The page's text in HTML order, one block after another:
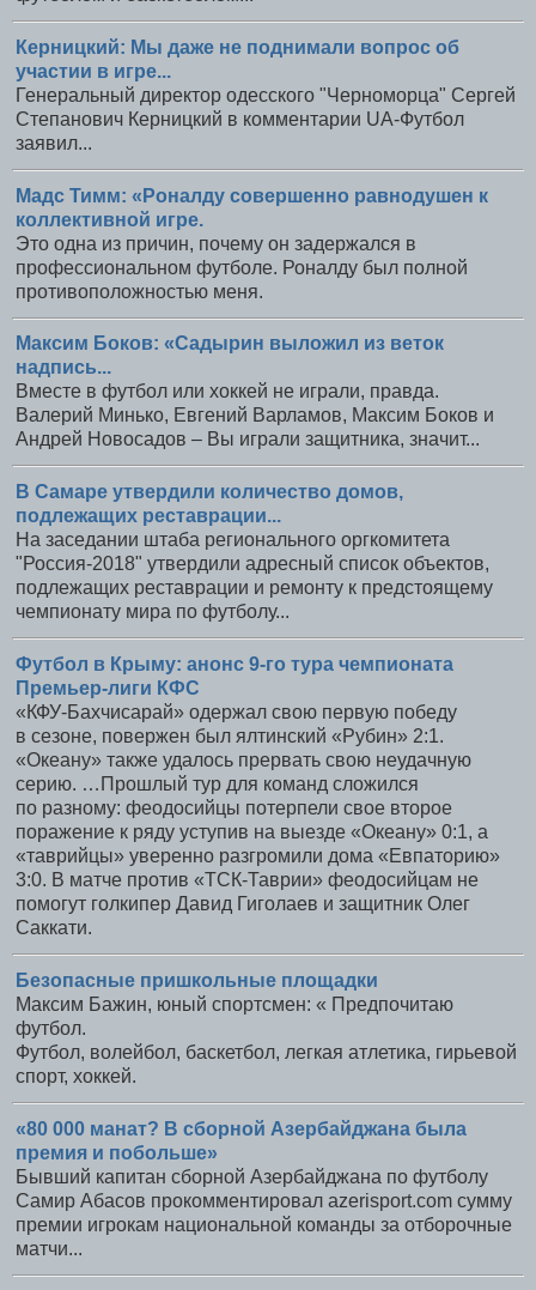
Керницкий: Мы даже не поднимали вопрос об
участии в игре...
Генеральный директор одесского "Черноморца" Сергей
Степанович Керницкий в комментарии UA-Футбол
заявил...
Мадс Тимм: «Роналду совершенно равнодушен к
коллективной игре.
Это одна из причин, почему он задержался в
профессиональном футболе. Роналду был полной
противоположностью меня.
Максим Боков: «Садырин выложил из веток
надпись...
Вместе в футбол или хоккей не играли, правда.
Валерий Минько, Евгений Варламов, Максим Боков и
Андрей Новосадов – Вы играли защитника, значит...
В Самаре утвердили количество домов,
подлежащих реставрации...
На заседании штаба регионального оргкомитета
"Россия-2018" утвердили адресный список объектов,
подлежащих реставрации и ремонту к предстоящему
чемпионату мира по футболу...
Футбол в Крыму: анонс 9-го тура чемпионата
Премьер-лиги КФС
«КФУ-Бахчисарай» одержал свою первую победу
в сезоне, повержен был ялтинский «Рубин» 2:1.
«Океану» также удалось прервать свою неудачную
серию. …Прошлый тур для команд сложился
по разному: феодосийцы потерпели свое второе
поражение к ряду уступив на выезде «Океану» 0:1, а
«таврийцы» уверенно разгромили дома «Евпаторию»
3:0. В матче против «ТСК-Таврии» феодосийцам не
помогут голкипер Давид Гиголаев и защитник Олег
Саккати.
Безопасные пришкольные площадки
Максим Бажин, юный спортсмен: « Предпочитаю
футбол.
Футбол, волейбол, баскетбол, легкая атлетика, гирьевой
спорт, хоккей.
«80 000 манат? В сборной Азербайджана была
премия и побольше»
Бывший капитан сборной Азербайджана по футболу
Самир Абасов прокомментировал azerisport.com сумму
премии игрокам национальной команды за отборочные
матчи...